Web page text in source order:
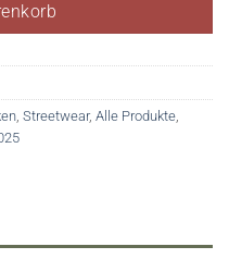
Streetwear, Alle Produkte